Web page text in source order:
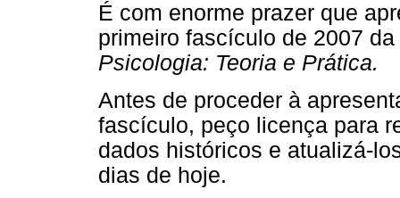
É com enorme prazer que
primeiro fascículo de 2007 da
Psicologia: Teoria e Prática.
Antes de proceder à
fascículo, peço licença para
dados históricos e atualizá-
dias de hoje.